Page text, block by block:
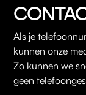
Als je
kunnen onze
Zo kunnen we
geen